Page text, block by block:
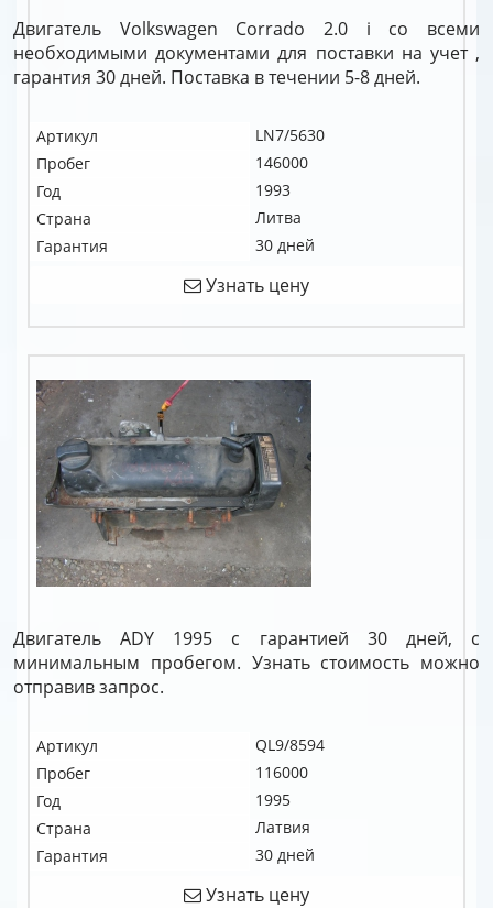
Двигатель Volkswagen Corrado 2.0 i со всеми
необходимыми документами для поставки на учет ,
гарантия 30 дней. Поставка в течении 5-8 дней.
Артикул
LN7/5630
Пробег
146000
Год
1993
Страна
Литва
Гарантия
30 дней
Узнать цену
Двигатель ADY 1995 с гарантией 30 дней, с
минимальным пробегом. Узнать стоимость можно
отправив запрос.
Артикул
QL9/8594
Пробег
116000
Год
1995
Страна
Латвия
Гарантия
30 дней
Узнать цену